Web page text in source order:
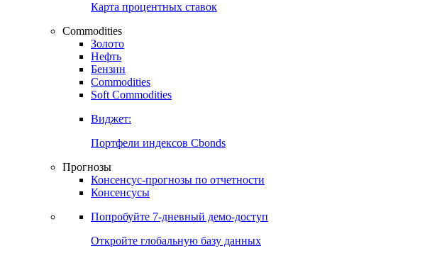
Карта процентных ставок
Commodities
Золото
Нефть
Бензин
Commodities
Soft Commodities
Виджет:
Портфели индексов Cbonds
Прогнозы
Консенсус-прогнозы по отчетности
Консенсусы
Попробуйте 7-дневный демо-доступ
Откройте глобальную базу данных